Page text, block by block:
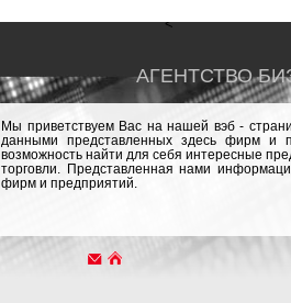
<
АГЕНТСТВО
Мы приветствуем Вас на нашей вэб -
данными представленных здесь фирм и
возможность найти для себя интересные
торговли. Представленная нами
фирм и предприятий.